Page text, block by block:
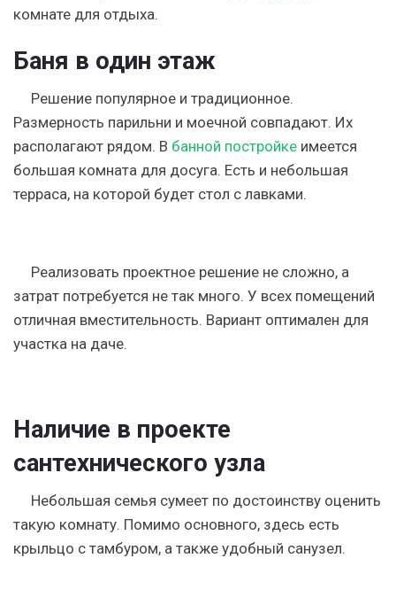
комнате для отдыха.
Баня в один этаж
Решение популярное и традиционное.
Размерность парильни и моечной совпадают. Их
располагают рядом. В банной постройке имеется
большая комната для досуга. Есть и небольшая
терраса, на которой будет стол с лавками.
Реализовать проектное решение не сложно, а
затрат потребуется не так много. У всех помещений
отличная вместительность. Вариант оптимален для
участка на даче.
Наличие в проекте
сантехнического узла
Небольшая семья сумеет по достоинству оценить
такую комнату. Помимо основного, здесь есть
крыльцо с тамбуром, а также удобный санузел.